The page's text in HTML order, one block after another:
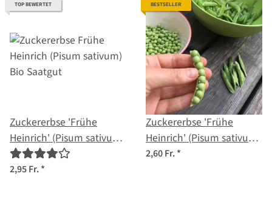
TOP BEWERTET
Zuckererbse 'Frühe
Heinrich' (Pisum sativum)
Bio Saatgut
2,95 Fr.*
BESTSELLER
Zuckererbse 'Frühe
Heinrich' (Pisum sativum)
Samen
2,60 Fr.*